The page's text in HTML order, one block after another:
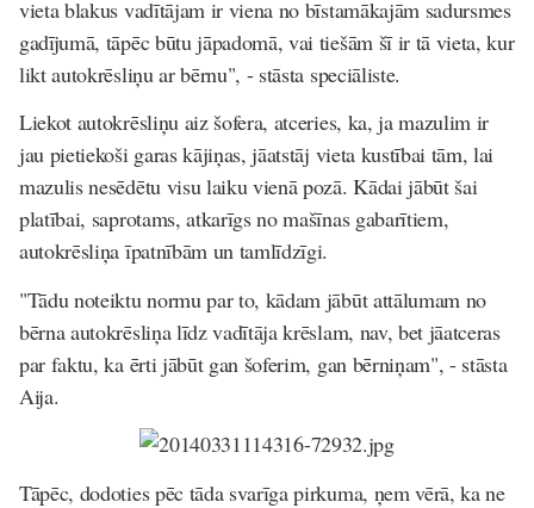
vieta blakus vadītājam ir viena no bīstamākajām sadursmes
gadījumā, tāpēc būtu jāpadomā, vai tiešām šī ir tā vieta, kur
likt autokrēsliņu ar bērnu", - stāsta speciāliste.
Liekot autokrēsliņu aiz šofera, atceries, ka, ja mazulim ir
jau pietiekoši garas kājiņas, jāatstāj vieta kustībai tām, lai
mazulis nesēdētu visu laiku vienā pozā. Kādai jābūt šai
platībai, saprotams, atkarīgs no mašīnas gabarītiem,
autokrēsliņa īpatnībām un tamlīdzīgi.
"Tādu noteiktu normu par to, kādam jābūt attālumam no
bērna autokrēsliņa līdz vadītāja krēslam, nav, bet jāatceras
par faktu, ka ērti jābūt gan šoferim, gan bērniņam", - stāsta
Aija.
Tāpēc, dodoties pēc tāda svarīga pirkuma, ņem vērā, ka ne